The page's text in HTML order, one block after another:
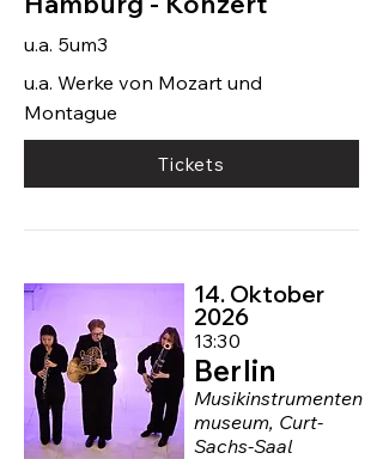
u.a. 5um3
u.a. Werke von Mozart und
Montague
Tickets
14. Oktober
2026
13:30
Berlin
Musikinstrumenten
museum, Curt-
Sachs-Saal